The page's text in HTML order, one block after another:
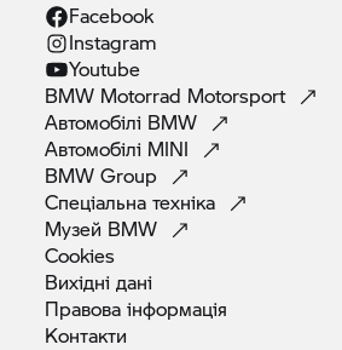
Facebook
Instagram
Youtube
BMW Motorrad Motorsport
Автомобілі BMW
Автомобілі MINI
BMWGroup
Спеціальнатехніка
Музей BMW
Cookies
Вихіднідані
Правоваінформація
Контакти